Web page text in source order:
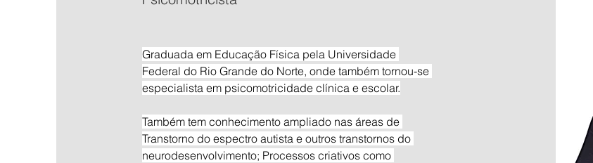
Graduada em Educação Física pela Universidade
Federal do Rio Grande do Norte, onde também tornou-se
especialista em psicomotricidade clínica e escolar.
Também tem conhecimento ampliado nas áreas de
Transtorno do espectro autista e outros transtornos do
neurodesenvolvimento; Processos criativos como